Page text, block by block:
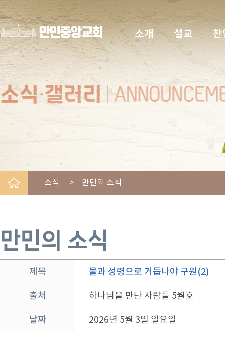
소개 설교 찬
소식 > 만민의 소식
만민의 소식
제목 물과 성령으로 거듭나야 구원(2)
출처 하나님을 만난 사람들 5월호
날짜 2026년 5월 3일 일요일